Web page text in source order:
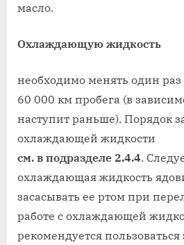
масло.
Охлаждающую жидкость
необходимо менять один раз
60 000 км пробега (в
наступит раньше). Порядок
охлаждающей жидкости
см. в подразделе 2.4.4.
охлаждающая жидкость
засасывать ее ртом при
работе с охлаждающей
рекомендуется